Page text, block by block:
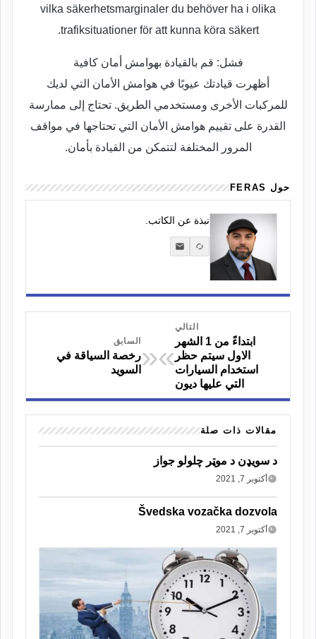
vilka säkerhetsmarginaler du behöver ha i olika
trafiksituationer för att kunna köra säkert.
فشل: قم بالقيادة بهوامش أمان كافية
أظهرت قيادتك عيوبًا في هوامش الأمان التي لديك
للمركبات الأخرى ومستخدمي الطريق. تحتاج إلى ممارسة
القدرة على تقييم هوامش الأمان التي تحتاجها في مواقف
المرور المختلفة لتتمكن من القيادة بأمان.
حول FERAS
نبذة عن الكاتب.
« السابق
رخصة السياقة في
السويد
التالي
ابتداءً من 1 الشهر
الاول سيتم حظر
استخدام السيارات
التي عليها ديون
»
مقالات ذات صلة
د سویډن د موټر چلولو جواز
أكتوبر 7, 2021
Švedska vozačka dozvola
أكتوبر 7, 2021